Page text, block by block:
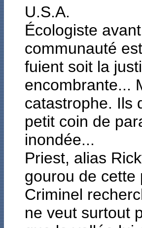
U.S.A.
Écologiste
communauté
fuient soit la
encombrante...
catastrophe. Ils
petit coin de
inondée...
Priest, alias
gourou de cette
Criminel
ne veut surtout